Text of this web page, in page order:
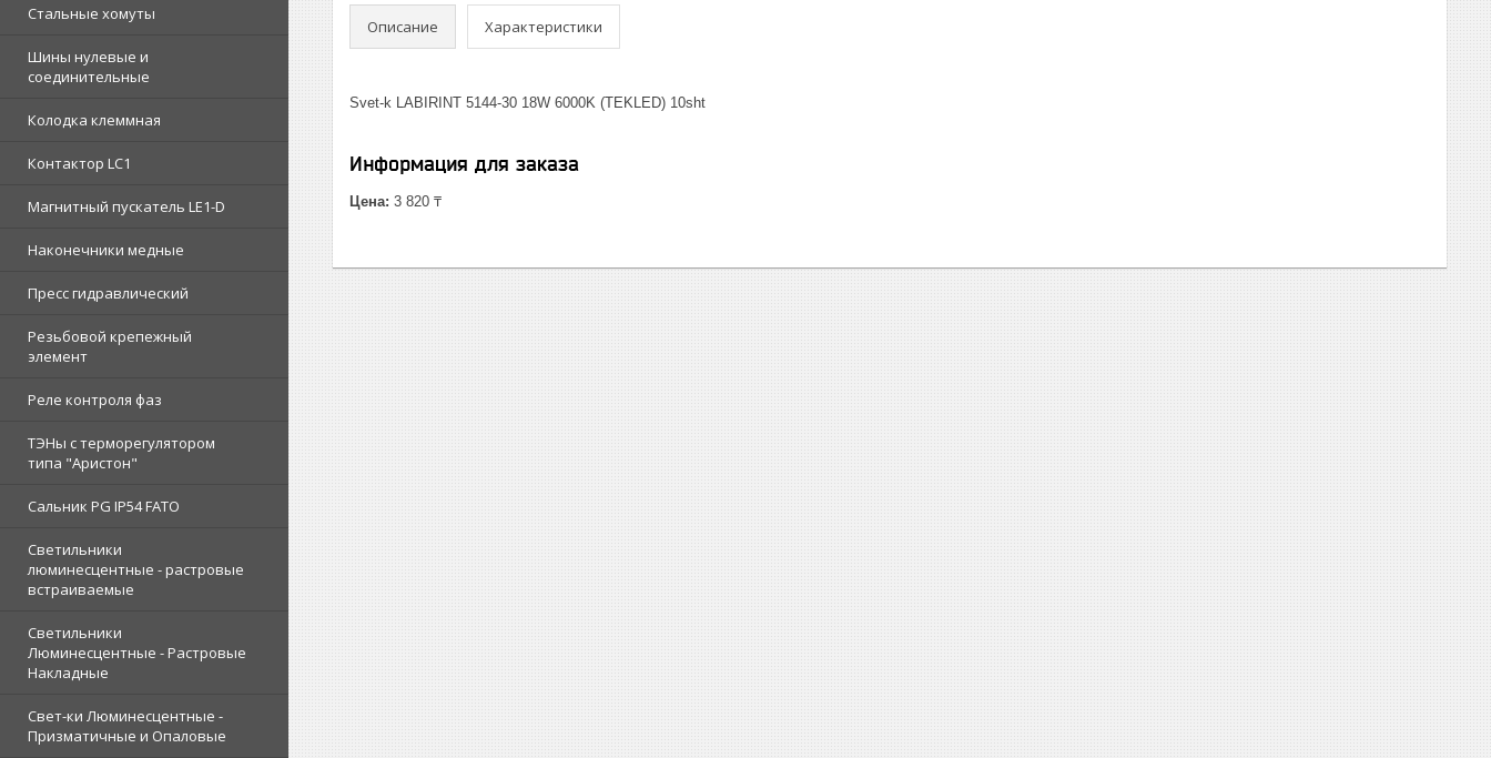
Стальные хомуты
Шины нулевые и
соединительные
Колодка клеммная
Контактор LC1
Магнитный пускатель LE1-D
Наконечники медные
Пресс гидравлический
Резьбовой крепежный
элемент
Реле контроля фаз
ТЭНы с терморегулятором
типа "Аристон"
Сальник PG IP54 FATO
Светильники
люминесцентные - растровые
встраиваемые
Светильники
Люминесцентные - Растровые
Накладные
Свет-ки Люминесцентные -
Призматичные и Опаловые
Описание Характеристики
Svet-k LABIRINT 5144-30 18W 6000K (TEKLED) 10sht
Информация для заказа
Цена: 3 820 ₸